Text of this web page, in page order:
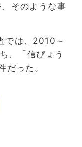
そのような事
では、2010～
、「信ぴょう
だった。